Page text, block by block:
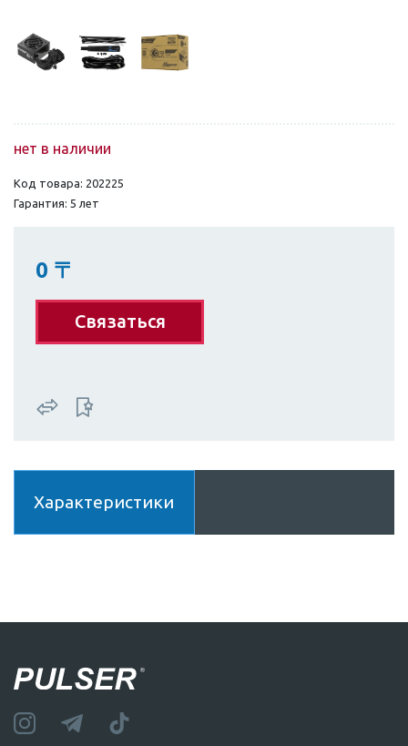
нет в наличии
Код товара: 202225
Гарантия: 5 лет
0 〒
Связаться
Характеристики